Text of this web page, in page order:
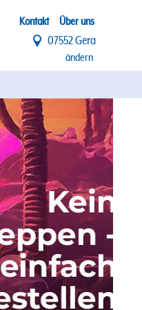
Top
Menü
Kontakt Über uns
07552 Gera
ändern